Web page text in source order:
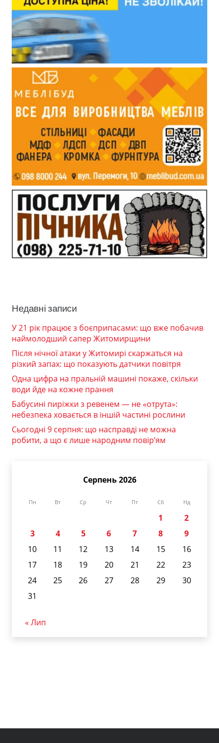
Недавні записи
У 21 рік працює з боєприпасами: що вже побачив
наймолодший сапер Житомирщини
Після нічної атаки у Житомирі скаржаться на
різкий запах: що показують датчики повітря
Одна цифра на пральній машині покаже, скільки
води йде на кожне прання
Бабусині пиріжки з ревенем — не «отрута»:
небезпека ховається в іншій частині рослини
Сьогодні 9 серпня: що насправді не можна
робити, а що є лише народним повір’ям
Серпень 2026
Пн Вт Ср Чт Пт Сб Нд
1
2
3
4 5 6 7 8
9
10
11 12 13 14 15
16
17
18 19 20 21 22
23
24
25 26 27 28 29
30
31
« Лип